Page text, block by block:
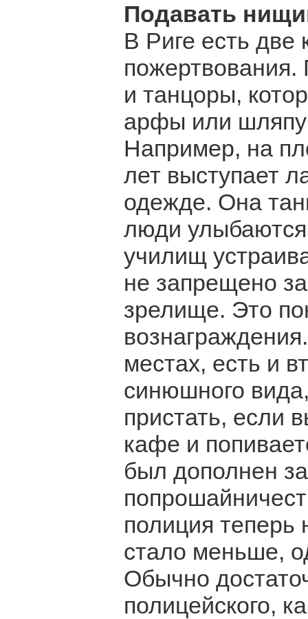
Подавать
В Риге есть две
и танцоры,
арфы или шляпу
Например, на
лет выступает
одежде. Она
люди
училищ
не запрещено
зрелище. Это
местах, есть и
синюшного
пристать, если
кафе и
был дополнен
полиция теперь
стало меньше,
Обычно
полицейского,